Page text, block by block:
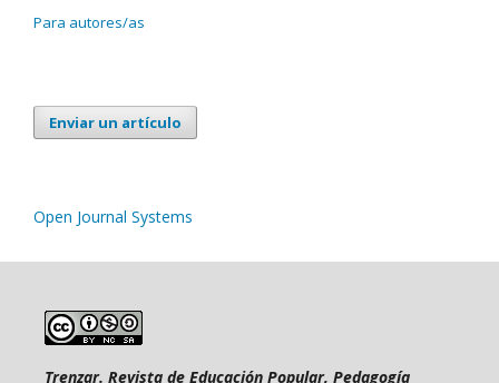
Para autores/as
Enviar un artículo
Open Journal Systems
Trenzar. Revista de Educación Popular, Pedagogía